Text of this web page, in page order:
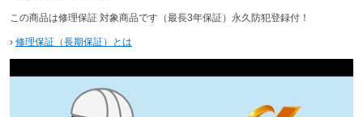
この商品は修理保証 対象商品です（最長3年保証）永久防犯登録付！
› 修理保証（長期保証）とは